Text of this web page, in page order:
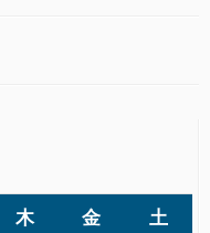
木 金 土